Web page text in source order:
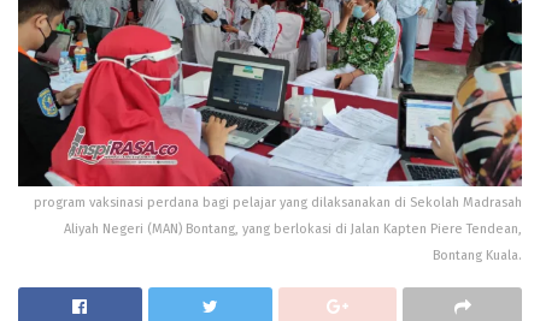
program vaksinasi perdana bagi pelajar yang dilaksanakan di Sekolah Madrasah
Aliyah Negeri (MAN) Bontang, yang berlokasi di Jalan Kapten Piere Tendean,
Bontang Kuala.